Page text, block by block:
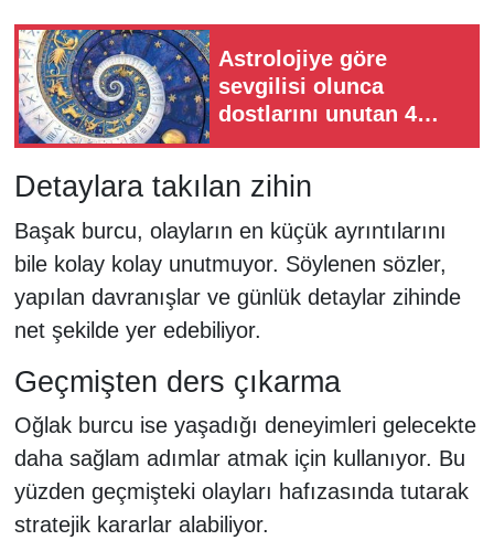
Astrolojiye göre
sevgilisi olunca
dostlarını unutan 4
Detaylara takılan zihin
Başak burcu, olayların en küçük ayrıntılarını
bile kolay kolay unutmuyor. Söylenen sözler,
yapılan davranışlar ve günlük detaylar zihinde
net şekilde yer edebiliyor.
Geçmişten ders çıkarma
Oğlak burcu ise yaşadığı deneyimleri gelecekte
daha sağlam adımlar atmak için kullanıyor. Bu
yüzden geçmişteki olayları hafızasında tutarak
stratejik kararlar alabiliyor.